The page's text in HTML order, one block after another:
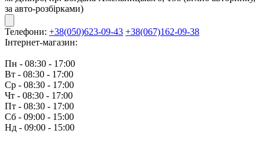
за авто-розбірками)
Телефони: +38(050)623-09-43 +38(067)162-09-38
Інтернет-магазин:
Пн - 08:30 - 17:00
Вт - 08:30 - 17:00
Ср - 08:30 - 17:00
Чт - 08:30 - 17:00
Пт - 08:30 - 17:00
Сб - 09:00 - 15:00
Нд - 09:00 - 15:00